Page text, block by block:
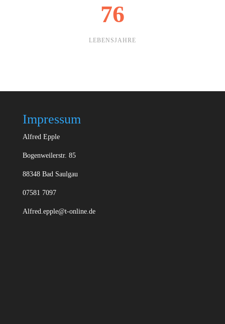
76
LEBENSJAHRE
Impressum
Alfred Epple
Bogenweilerstr. 85
88348 Bad Saulgau
07581 7097
Alfred.epple@t-online.de